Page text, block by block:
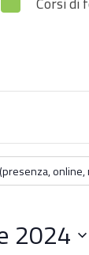
online,
2024